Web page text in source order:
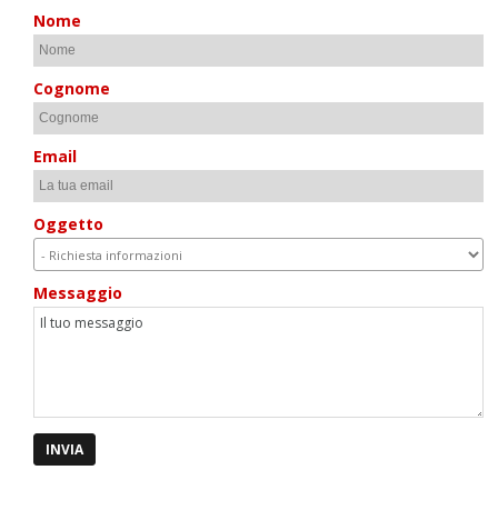
Nome
Cognome
Email
Oggetto
Messaggio